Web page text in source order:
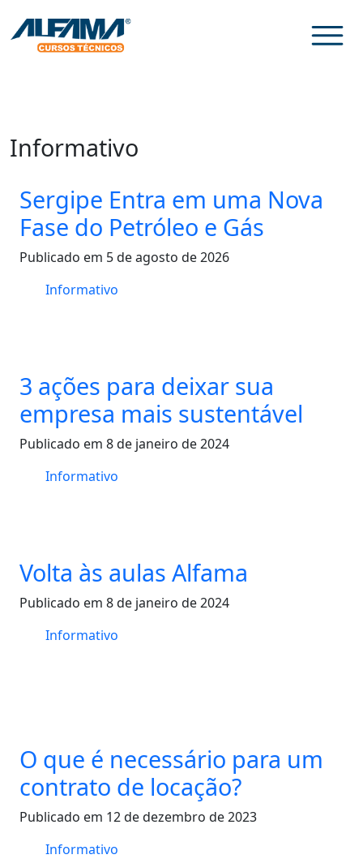
Informativo
Sergipe Entra em uma Nova
Fase do Petróleo e Gás
Publicado em 5 de agosto de 2026
Informativo
3 ações para deixar sua
empresa mais sustentável
Publicado em 8 de janeiro de 2024
Informativo
Volta às aulas Alfama
Publicado em 8 de janeiro de 2024
Informativo
O que é necessário para um
contrato de locação?
Publicado em 12 de dezembro de 2023
Informativo